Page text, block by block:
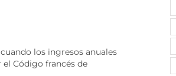
los ingresos anuales
Código francés de